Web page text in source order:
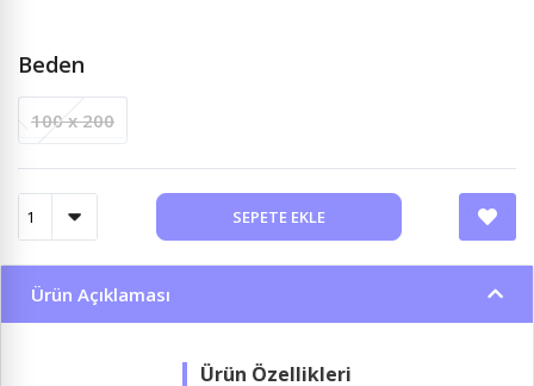
Beden
100 x 200
SEPETE EKLE
Ürün Açıklaması